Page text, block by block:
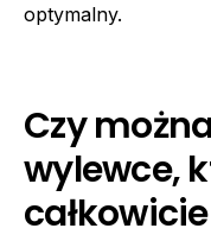
optymalny.
Czy
wylewce,